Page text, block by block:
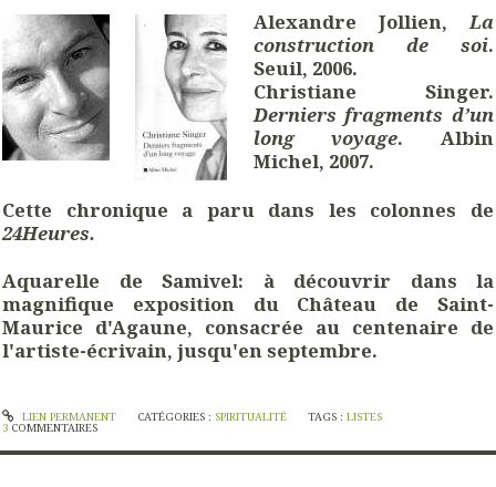
Alexandre Jollien,La
construction de soi.
Seuil, 2006.
Christiane Singer.
Derniers fragments d’un
long voyage. Albin
Michel, 2007.
Cette chronique a paru dans les colonnes de
24Heures.
Aquarelle de Samivel: à découvrir dans la
magnifique exposition du Château de Saint-
Maurice d'Agaune, consacrée au centenaire de
l'artiste-écrivain, jusqu'en septembre.
LIEN PERMANENT CATÉGORIES : SPIRITUALITÉ TAGS :LISTES
3 COMMENTAIRES